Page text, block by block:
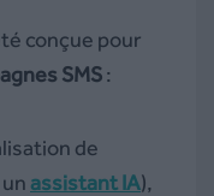
conçue pour
SMS:
de
assistant IA),